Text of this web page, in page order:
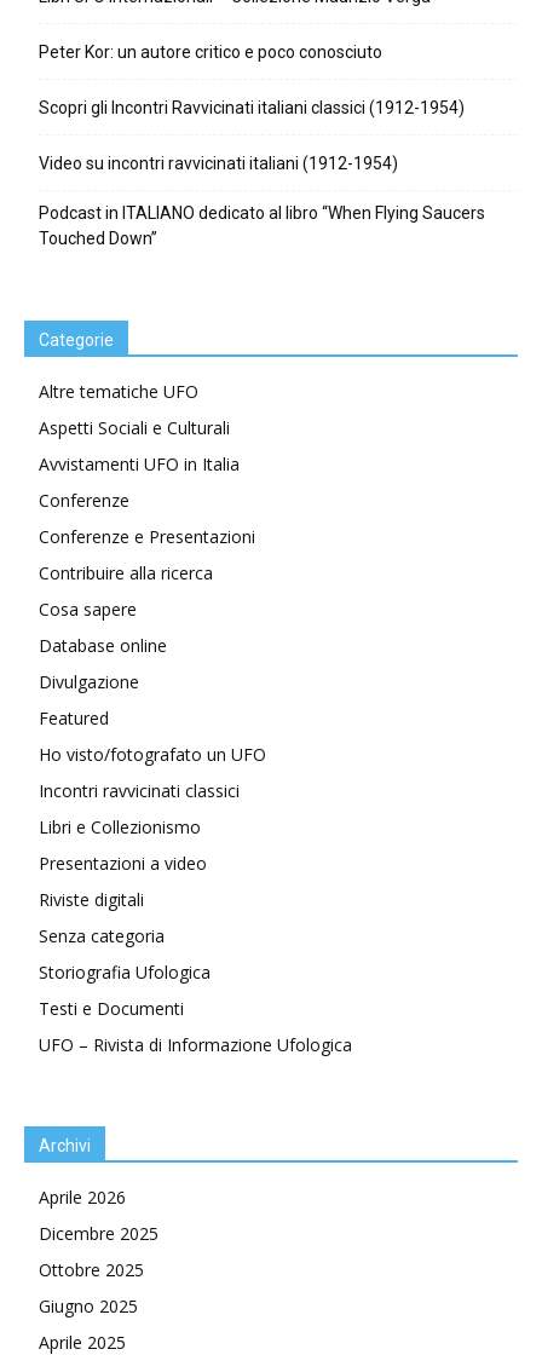
Peter Kor: un autore critico e poco conosciuto
Scopri gli Incontri Ravvicinati italiani classici (1912-1954)
Video su incontri ravvicinati italiani (1912-1954)
Podcast in ITALIANO dedicato al libro “When Flying Saucers
Touched Down”
Categorie
Altre tematiche UFO
Aspetti Sociali e Culturali
Avvistamenti UFO in Italia
Conferenze
Conferenze e Presentazioni
Contribuire alla ricerca
Cosa sapere
Database online
Divulgazione
Featured
Ho visto/fotografato un UFO
Incontri ravvicinati classici
Libri e Collezionismo
Presentazioni a video
Riviste digitali
Senza categoria
Storiografia Ufologica
Testi e Documenti
UFO – Rivista di Informazione Ufologica
Archivi
Aprile 2026
Dicembre 2025
Ottobre 2025
Giugno 2025
Aprile 2025